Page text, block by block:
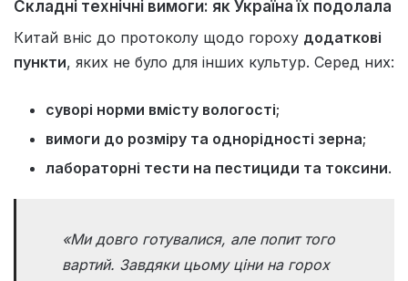
Складні технічні вимоги: як Україна їх подолала
Китай вніс до протоколу щодо гороху додаткові
пункти, яких не було для інших культур. Серед них:
суворі норми вмісту вологості;
вимоги до розміру та однорідності зерна;
лабораторні тести на пестициди та токсини.
«Ми довго готувалися, але попит того
вартий. Завдяки цьому ціни на горох